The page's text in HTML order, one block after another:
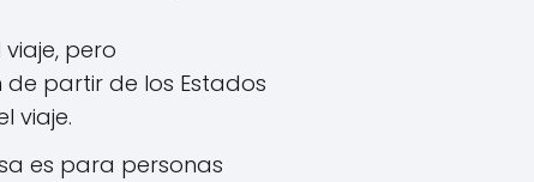
pero
partir de los Estados
viaje.
es para personas